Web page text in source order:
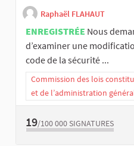
Raphaël FLAHAUT
ENREGISTRÉE Nous
d’examiner une
code de la sécurité ...
Commission des lois
et de l’administration
19/100 000 SIGNATURES